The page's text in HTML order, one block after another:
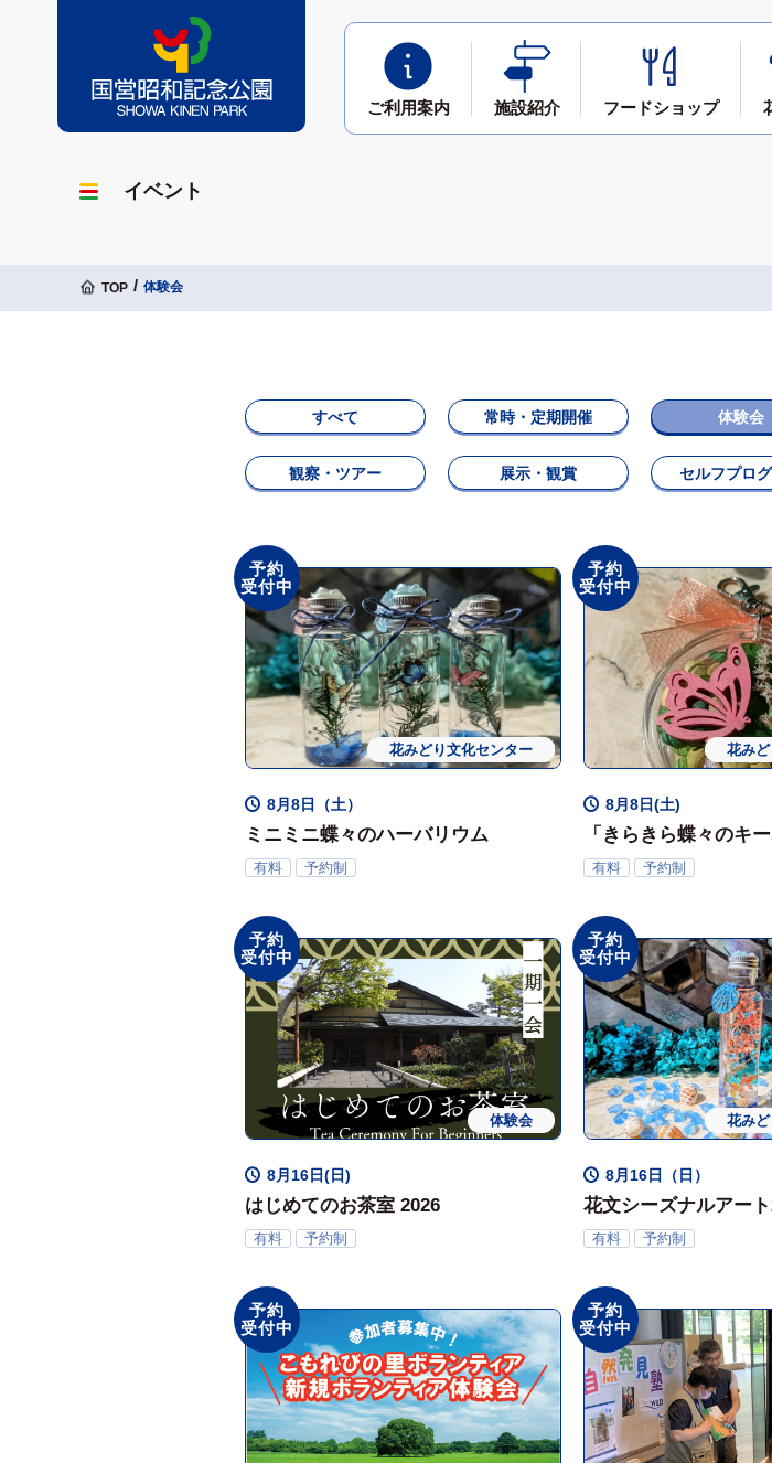
ご利用案内 施設紹介 フードショップ
イベント
TOP 体験会
すべて 常時・定期開催 体験会
観察・ツアー 展示・観賞 セルフプロ
予約
受付中
体験会
ワークショップ
花みどり文化センター
8月8日（土）
ミニミニ蝶々のハーバリウム
有料 予約制
予約
受付中
花み
8月8日(土)
「きらきら蝶々のキ
ークショップ
有料 予約制
予約
受付中
体験会
8月16日(日)
はじめてのお茶室 2026
有料 予約制
予約
受付中
花み
8月16日（日）
花文シーズナルアー
リウムで作る水族館」
有料 予約制
予約
受付中
予約
受付中